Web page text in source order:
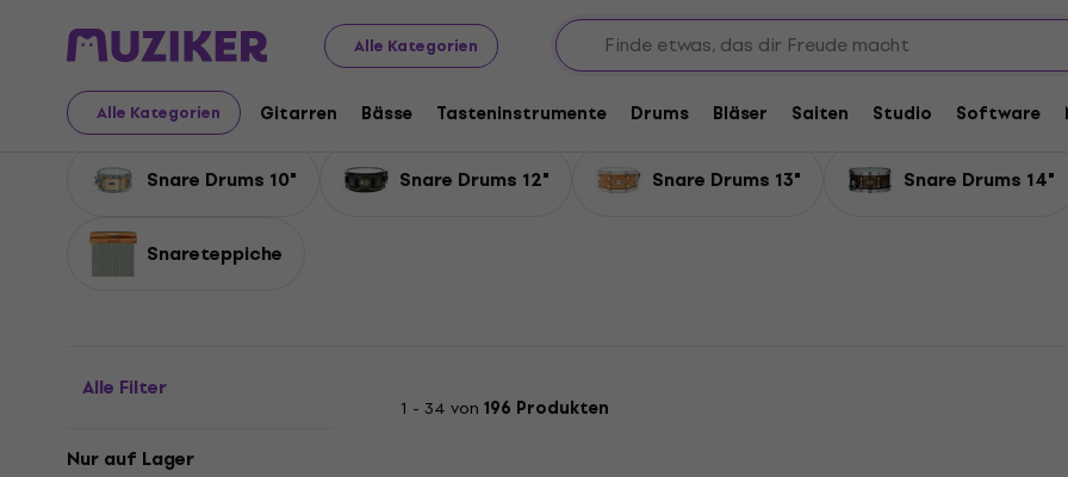
Alle Kategorien
Alle Kategorien Gitarren Bässe Tasteninstrumente Drums Bläser Saiten Studio Software
Musikinstrumente Drums Akustik-Drums Snare Drums
Snare Drums
Snare Drums 10" Snare Drums 12" Snare Drums 13" Snare Drums 14"
Snareteppiche
Alle Filter
Nur auf Lager
1 - 34 von 196 Produkten